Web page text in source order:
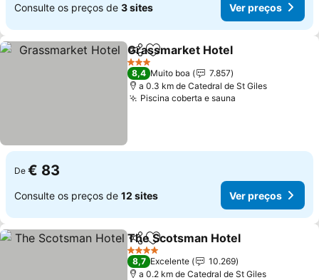
Consulte os preços de 3 sites Ver preços
PartilharAdicionar aos favoritos
Grassmarket Hotel
3 Estrelas
8,4 Muito boa
7.857
a 0.3 km de Catedral de St Giles
Piscina coberta e sauna
De € 83
Consulte os preços de 12 sites Ver preços
PartilharAdicionar aos favoritos
The Scotsman Hotel
4 Estrelas
8,7 Excelente
10.269
a 0.2 km de Catedral de St Giles